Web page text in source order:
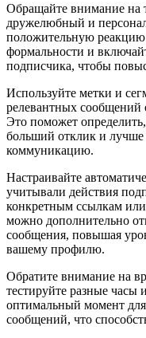
Обращайте внимание на
дружелюбный и
положительную
формальности и
подписчика, чтобы
Используйте метки и
релевантных сообщений
Это поможет
больший отклик и
коммуникацию.
Настраивайте
учитывали действия
конкретным ссылкам
можно дополнительно
сообщения, повышая
вашему профилю.
Обратите внимание на
тестируйте разные часы
оптимальный момент
сообщений, что